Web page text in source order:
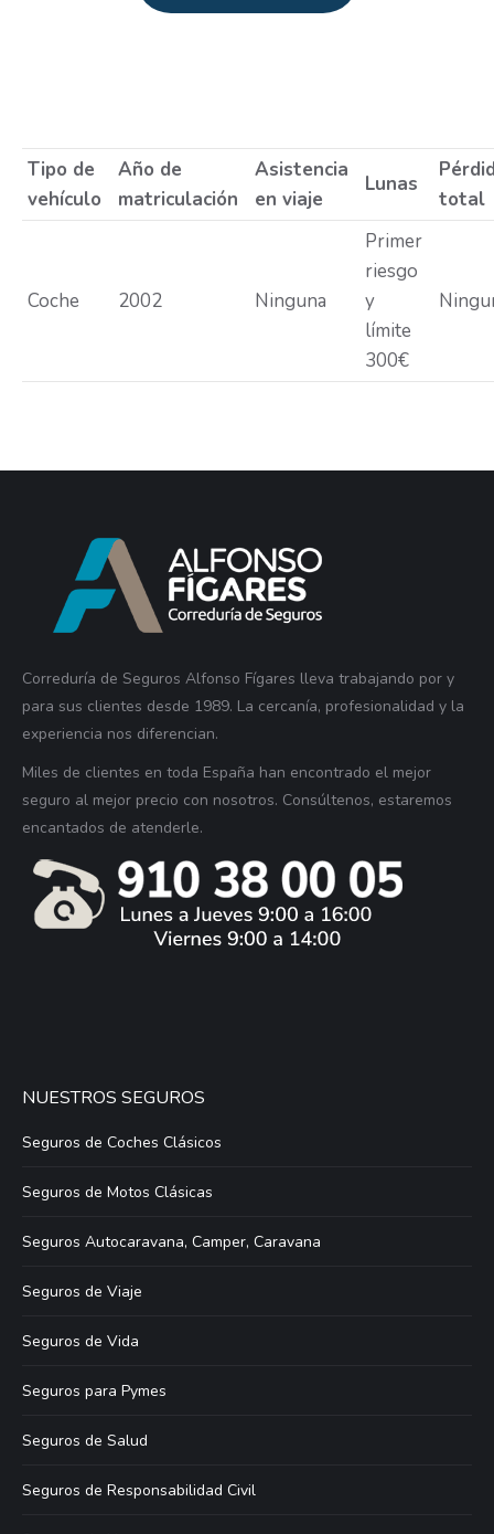
Tipo de
vehículo
Año de
matriculación
Asistencia
en viaje
Lunas
total
Coche 2002 Ninguna
Primer
riesgo
y
límite
300€
Correduría de Seguros Alfonso Fígares lleva trabajando por y
para sus clientes desde 1989. La cercanía, profesionalidad y la
experiencia nos diferencian.
Miles de clientes en toda España han encontrado el mejor
seguro al mejor precio con nosotros. Consúltenos, estaremos
encantados de atenderle.
NUESTROS SEGUROS
Seguros de Coches Clásicos
Seguros de Motos Clásicas
Seguros Autocaravana, Camper, Caravana
Seguros de Viaje
Seguros de Vida
Seguros para Pymes
Seguros de Salud
Seguros de Responsabilidad Civil